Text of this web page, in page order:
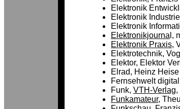
Elektronik
Elektronik
Elektronik
Elektronikjourna l,
Elektronik Praxis,
Elektrotechnik,
Elektor, Elektor
Elrad, Heinz
Fernsehwelt digital
Funk, VTH-Verlag,
Funkamateur,